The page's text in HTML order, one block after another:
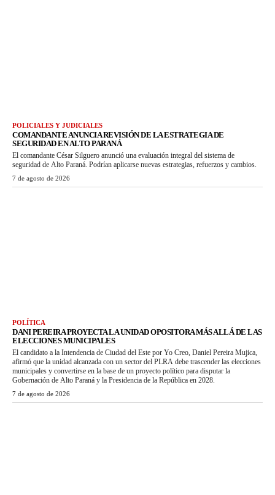
POLICIALES Y JUDICIALES
COMANDANTE ANUNCIA REVISIÓN DE LA ESTRATEGIA DE
SEGURIDAD EN ALTO PARANÁ
El comandante César Silguero anunció una evaluación integral del sistema de
seguridad de Alto Paraná. Podrían aplicarse nuevas estrategias, refuerzos y cambios.
7 de agosto de 2026
POLÍTICA
DANI PEREIRA PROYECTA LA UNIDAD OPOSITORA MÁS ALLÁ DE LAS
ELECCIONES MUNICIPALES
El candidato a la Intendencia de Ciudad del Este por Yo Creo, Daniel Pereira Mujica,
afirmó que la unidad alcanzada con un sector del PLRA debe trascender las elecciones
municipales y convertirse en la base de un proyecto político para disputar la
Gobernación de Alto Paraná y la Presidencia de la República en 2028.
7 de agosto de 2026